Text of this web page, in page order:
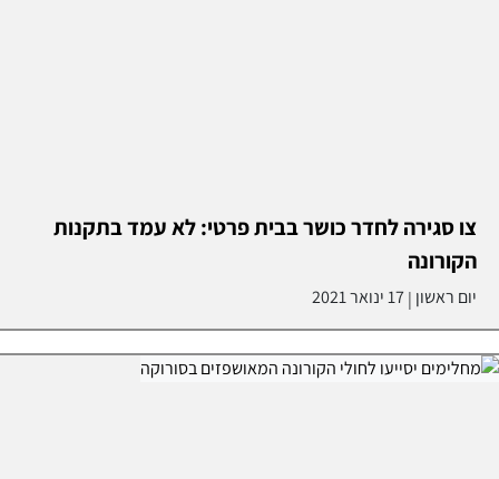
צו סגירה לחדר כושר בבית פרטי: לא עמד בתקנות
הקורונה
יום ראשון |17 ינואר 2021